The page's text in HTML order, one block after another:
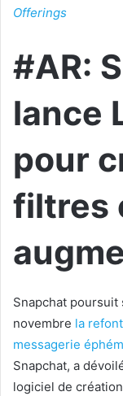
Offerings
#AR:
lance
pour
filtres
Snapchat poursuit
novembre la
messagerie
Snapchat, a
logiciel de